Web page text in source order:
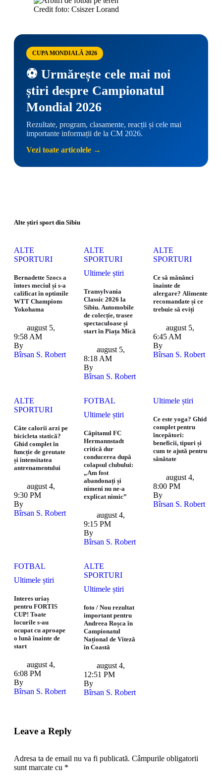
Credit foto: Csiszer Lorand
CUPA MONDIALĂ 2026
⚽ Urmărește cele mai noi
știri despre Campionatul
Mondial 2026
Rezultate, program, clasamente, reacții și cele mai
importante informații de la CM 2026.
Vezi toate articolele →
Alte știri sport din Sibiu
ALTE
SPORTURI
Bernadette Szocs a
întors meciul și s-a
calificat în optimile
WTT Champions
Yokohama
august 5,
9:58 AM
By
Bîrsan S. Robert
ALTE
SPORTURI
Ultimele știri
Transylvania
Classic 2026 la
Sibiu. Automobile
de colecție, trasee
spectaculoase și
start în Piața Mică
august 5,
8:18 AM
By
Bîrsan S. Robert
ALTE
SPORTURI
Ce să mănânci
înainte de
alergare? Alimente
recomandate și ce
trebuie să eviți
august 5,
6:45 AM
By
Bîrsan S. Robert
ALTE
SPORTURI
Câte calorii arzi pe
bicicleta statică?
Ghid complet în
funcție de greutate
și intensitatea
antrenamentului
august 4,
9:30 PM
By
Bîrsan S. Robert
FOTBAL
Ultimele știri
Căpitanul FC
Hermannstadt
critică dur
conducerea după
colapsul clubului:
„Am fost
abandonați și
nimeni nu ne-a
explicat nimic”
august 4,
9:15 PM
By
Bîrsan S. Robert
Ultimele știri
Ce este yoga? Ghid
complet pentru
începători:
beneficii, tipuri și
cum te ajută pentru
sănătate
august 4,
8:00 PM
By
Bîrsan S. Robert
FOTBAL
Ultimele știri
Interes uriaș
pentru FORTIS
CUP! Toate
locurile s-au
ocupat cu aproape
o lună înainte de
start
august 4,
6:08 PM
By
Bîrsan S. Robert
ALTE
SPORTURI
Ultimele știri
foto / Nou rezultat
important pentru
Andreea Roșca în
Campionatul
Național de Viteză
în Coastă
august 4,
12:51 PM
By
Bîrsan S. Robert
Leave a Reply
Adresa ta de email nu va fi publicată. Câmpurile obligatorii
sunt marcate cu *